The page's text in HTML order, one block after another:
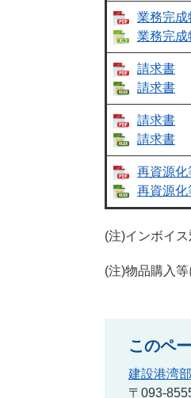
業務完成
業務完成
請求書
請求書
請求書
請求書
再資源化
再資源化
(注)インボイ
(注)物品購入等
このペ
建設港湾部
〒093-